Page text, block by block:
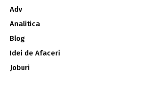
Adv
Analitica
Blog
Idei de Afaceri
Joburi